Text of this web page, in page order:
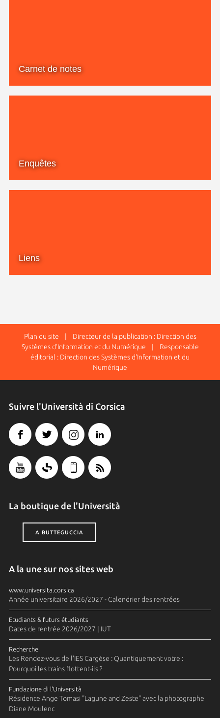
Carnet de notes
Enquêtes
Liens
Plan du site | Directeur de la publication : Direction des
Systèmes d'Information et du Numérique | Responsable
éditorial : Direction des Systèmes d'Information et du
Numérique
Suivre l'Università di Corsica
La boutique de l'Università
A BUTTEGUCCIA
A la une sur nos sites web
www.universita.corsica
Année universitaire 2026/2027 - Calendrier des rentrées
Etudiants & futurs étudiants
Dates de rentrée 2026/2027 | IUT
Recherche
Les Rendez-vous de l'IES Cargèse : Quantiquement votre :
Pourquoi les trains flottent-ils ?
Fundazione di l'Università
Résidence Ange Tomasi "Lagune and Zeste" avec la photographe
Diane Moulenc